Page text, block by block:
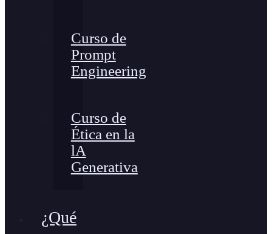
Curso de
Prompt
Engineering
Curso de
Ética en la
lA
Generativa
¿Qué